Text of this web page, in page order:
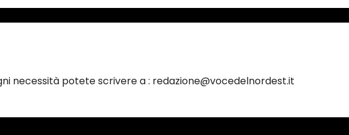
necessità potete scrivere a : redazione@vocedelnordest.it